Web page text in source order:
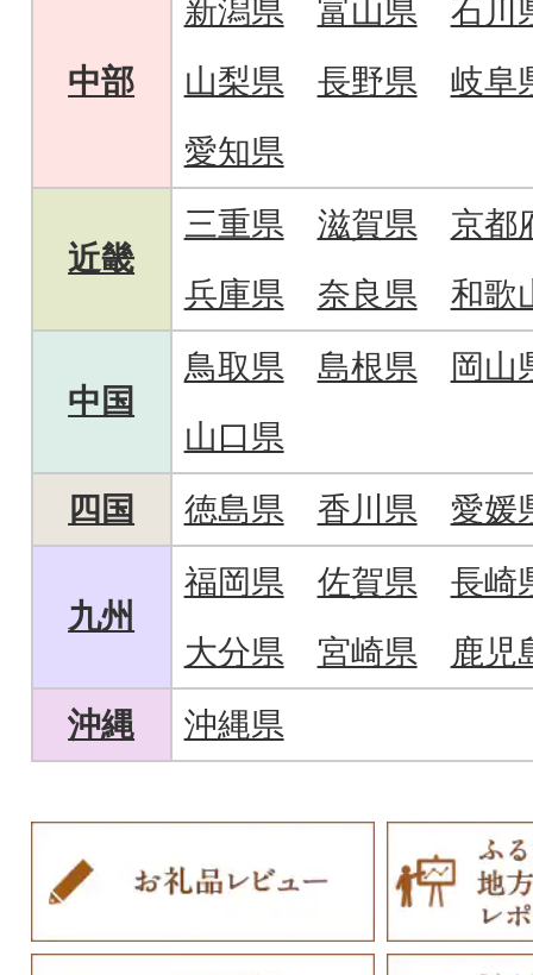
中部
新潟県 富山県
石川
山梨県
長野県
岐阜
愛知県
近畿
三重県 滋賀県
京都
兵庫県
奈良県 和歌
中国
鳥取県 島根県
岡山
山口県
四国
徳島県 香川県 愛媛
九州
福岡県 佐賀県
長崎
大分県
宮崎県
鹿児
沖縄
沖縄県